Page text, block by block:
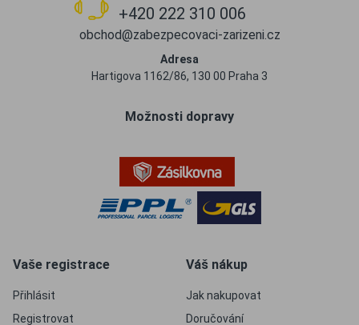
+420 222 310 006
obchod@zabezpecovaci-zarizeni.cz
Adresa
Hartigova 1162/86, 130 00 Praha 3
Možnosti dopravy
Vaše registrace
Přihlásit
Registrovat
Váš nákup
Jak nakupovat
Doručování